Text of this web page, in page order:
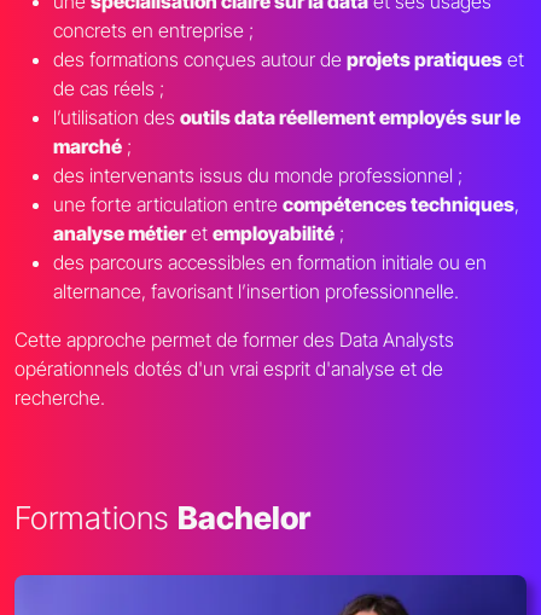
concrets en entreprise ;
des formations conçues autour de projets pratiques et
de cas réels ;
l’utilisation des outils data réellement employés sur le
marché ;
des intervenants issus du monde professionnel ;
une forte articulation entre compétences techniques,
analyse métieret employabilité ;
des parcours accessibles en formation initiale ou en
alternance, favorisant l’insertion professionnelle.
Cette approche permet de former des Data Analysts
opérationnels dotés d'un vrai esprit d'analyse et de
recherche.
Formations Bachelor